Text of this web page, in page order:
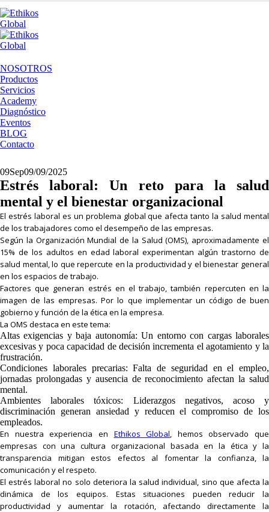
NOSOTROS
Productos
Servicios
Academy
Diagnóstico
Eventos
BLOG
Contacto
09Sep09/09/2025
Estrés laboral: Un reto para la salud
mental y el bienestar organizacional
El estrés laboral es un problema global que afecta tanto la salud mental
de los trabajadores como el desempeño de las empresas.
Según la Organización Mundial de la Salud (OMS), aproximadamente el
15% de los adultos en edad laboral experimentan algún trastorno de
salud mental, lo que repercute en la productividad y el bienestar general
en los espacios de trabajo.
Factores que generan estrés en el trabajo, también repercuten en la
imagen de las empresas. Por lo que implementar un código de buen
gobierno y función de la ética en la empresa.
La OMS destaca en este tema:
Altas exigencias y baja autonomía: Un entorno con cargas laborales
excesivas y poca capacidad de decisión incrementa el agotamiento y la
frustración.
Condiciones laborales precarias: Falta de seguridad en el empleo,
jornadas prolongadas y ausencia de reconocimiento afectan la salud
mental.
Ambientes laborales tóxicos: Liderazgos negativos, acoso y
discriminación generan ansiedad y reducen el compromiso de los
empleados.
En nuestra experiencia en Ethikos Global, hemos observado que
empresas con una cultura organizacional basada en la ética y la
transparencia mitigan estos efectos al fomentar la confianza, la
comunicación y el respeto.
El estrés laboral no solo deteriora la salud individual, sino que afecta la
dinámica de los equipos. Estas situaciones pueden reducir la
productividad y aumentar la rotación, afectando directamente la